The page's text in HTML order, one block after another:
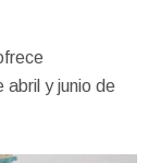
abril y junio de